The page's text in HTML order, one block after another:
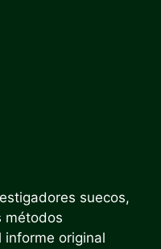
suecos,
métodos
original